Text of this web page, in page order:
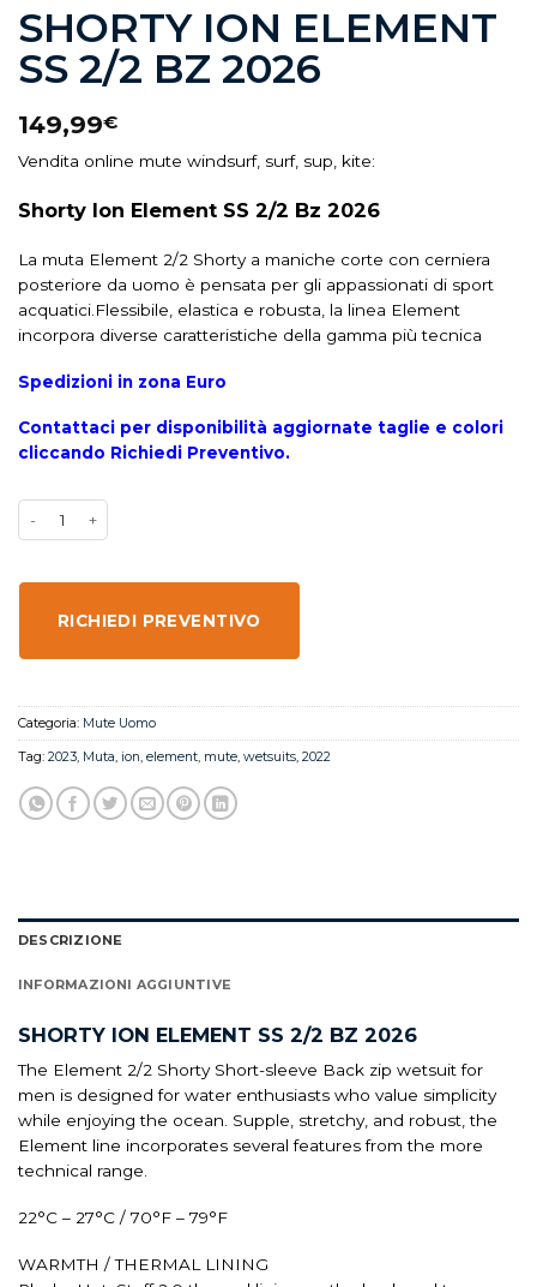
SHORTY ION ELEMENT
SS 2/2 BZ 2026
149,99€
Vendita online mute windsurf, surf, sup, kite:
Shorty Ion Element SS 2/2 Bz 2026
La muta Element 2/2 Shorty a maniche corte con cerniera
posteriore da uomo è pensata per gli appassionati di sport
acquatici.Flessibile, elastica e robusta, la linea Element
incorpora diverse caratteristiche della gamma più tecnica
Spedizioni in zona Euro
Contattaci per disponibilità aggiornate taglie e colori
cliccando Richiedi Preventivo.
RICHIEDI PREVENTIVO
Categoria: Mute Uomo
Tag: 2023, Muta, ion, element, mute, wetsuits, 2022
DESCRIZIONE
INFORMAZIONI AGGIUNTIVE
SHORTY ION ELEMENT SS 2/2 BZ 2026
The Element 2/2 Shorty Short-sleeve Back zip wetsuit for
men is designed for water enthusiasts who value simplicity
while enjoying the ocean. Supple, stretchy, and robust, the
Element line incorporates several features from the more
technical range.
22°C – 27°C / 70°F – 79°F
WARMTH / THERMAL LINING